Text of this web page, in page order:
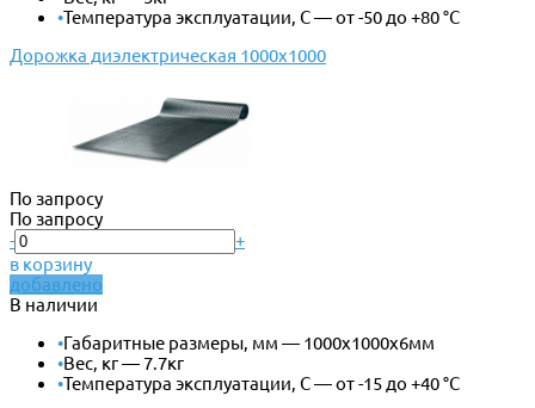
•Температура эксплуатации, С — от -50 до +80 °С
Дорожка диэлектрическая 1000х1000
По запросу
По запросу
-
+
в корзину
добавлено
В наличии
•Габаритные размеры, мм — 1000х1000х6мм
•Вес, кг — 7.7кг
•Температура эксплуатации, С — от -15 до +40 °С